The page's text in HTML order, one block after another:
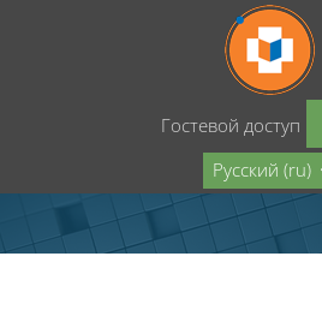
Перейти к основному содержанию
Гостевой доступ
Русский ‎(ru)‎